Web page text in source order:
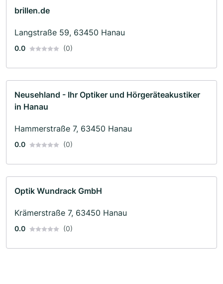
brillen.de
Langstraße 59, 63450 Hanau
0.0 (0)
Neusehland - Ihr Optiker und Hörgeräteakustiker
in Hanau
Hammerstraße 7, 63450 Hanau
0.0 (0)
Optik Wundrack GmbH
Krämerstraße 7, 63450 Hanau
0.0 (0)